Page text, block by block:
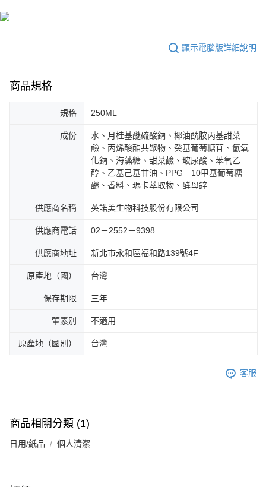
顯示電腦版詳細說明
商品規格
規格 250ML
成份
水、月桂基醚硫酸鈉、椰油酰胺丙基甜菜
鹼、丙烯酸酯共聚物、癸基葡萄糖苷、氫氧
化鈉、海藻糖、甜菜鹼、玻尿酸、苯氧乙
醇、乙基己基甘油、PPG－10甲基葡萄糖
醚、香料、瑪卡萃取物、酵母鋅
供應商名稱 英諾美生物科技股份有限公司
供應商電話 02－2552－9398
供應商地址 新北市永和區福和路139號4F
原產地（國） 台灣
保存期限 三年
葷素別 不適用
原產地（國別） 台灣
客服
商品相關分類 (1)
日用/紙品 個人清潔